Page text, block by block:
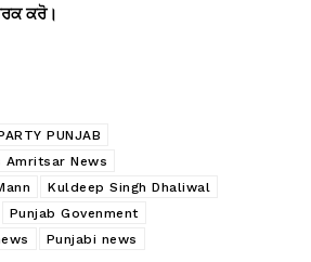
ਕਰੋ।
PUNJAB
News
Kuldeep Singh Dhaliwal
Punjab Govenment
Punjabi news